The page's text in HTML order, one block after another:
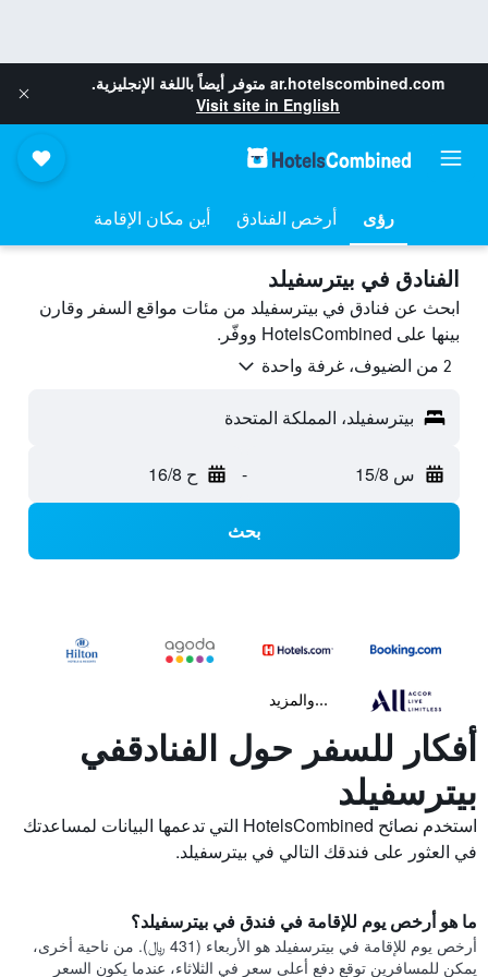
ar.hotelscombined.com متوفر أيضاً باللغة الإنجليزية.
Visit site in English
رؤى أرخص الفنادق أين مكان الإقامة
الفنادق في بيترسفيلد
ابحث عن فنادق في بيترسفيلد من مئات مواقع السفر وقارن
بينها على HotelsCombined ووفّر.
2 من الضيوف، غرفة واحدة
بيترسفيلد، المملكة المتحدة
س 15/8 - ح 16/8
بحث
...والمزيد
أفكار للسفر حول الفنادقفي
بيترسفيلد
استخدم نصائح HotelsCombined التي تدعمها البيانات لمساعدتك
في العثور على فندقك التالي في بيترسفيلد.
ما هو أرخص يوم للإقامة في فندق في بيترسفيلد؟
أرخص يوم للإقامة في بيترسفيلد هو الأربعاء (431 ﷼). من ناحية أخرى،
يمكن للمسافرين توقع دفع أعلى سعر في الثلاثاء، عندما يكون السعر